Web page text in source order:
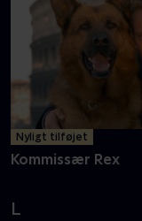
Nyligt tilføjet
Kommissær Rex
L